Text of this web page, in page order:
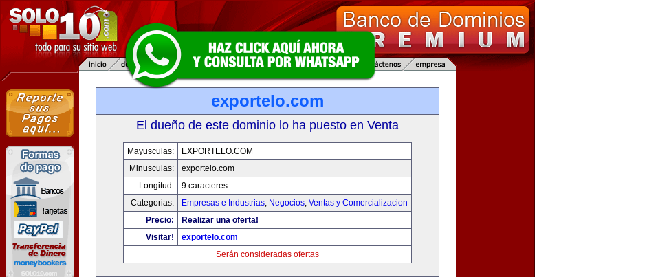
exportelo.com
El dueño de este dominio lo ha puesto en Venta
Mayusculas:
EXPORTELO.COM
Minusculas:
exportelo.com
Longitud:
9 caracteres
Categorias:
Empresas e Industrias, Negocios, Ventas y Comercializacion
Precio:
Realizar una oferta!
Visitar!
exportelo.com
Serán consideradas ofertas